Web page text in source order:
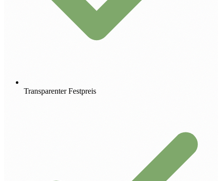
Transparenter Festpreis